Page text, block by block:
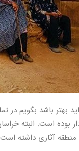
بهتر باشد بگویم در
است. البته
آثاری داشته